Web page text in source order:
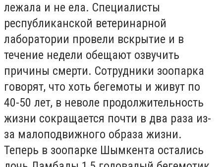
лежала и не ела. Специалисты
республиканской ветеринарной
лаборатории провели вскрытие и в
течение недели обещают озвучить
причины смерти. Сотрудники зоопарка
говорят, что хоть бегемоты и живут по
40-50 лет, в неволе продолжительность
жизни сокращается почти в два раза из-
за малоподвижного образа жизни.
Теперь в зоопарке Шымкента остались